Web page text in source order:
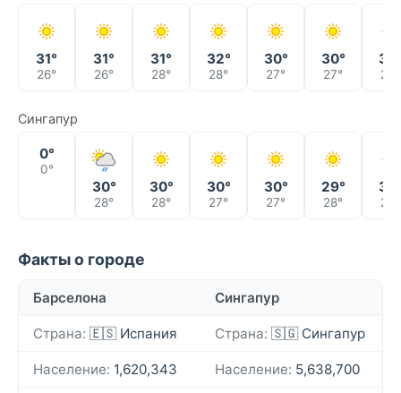
31°
26°
31°
26°
31°
28°
32°
28°
30°
27°
30°
27° 28°
Сингапур
0°
0°
30°
28°
30°
28°
30°
27°
30°
27°
29°
28° 27°
Факты о городе
Барселона Сингапур
Страна: 🇪🇸 Испания Страна: 🇸🇬 Сингапур
Население: 1,620,343 Население: 5,638,700